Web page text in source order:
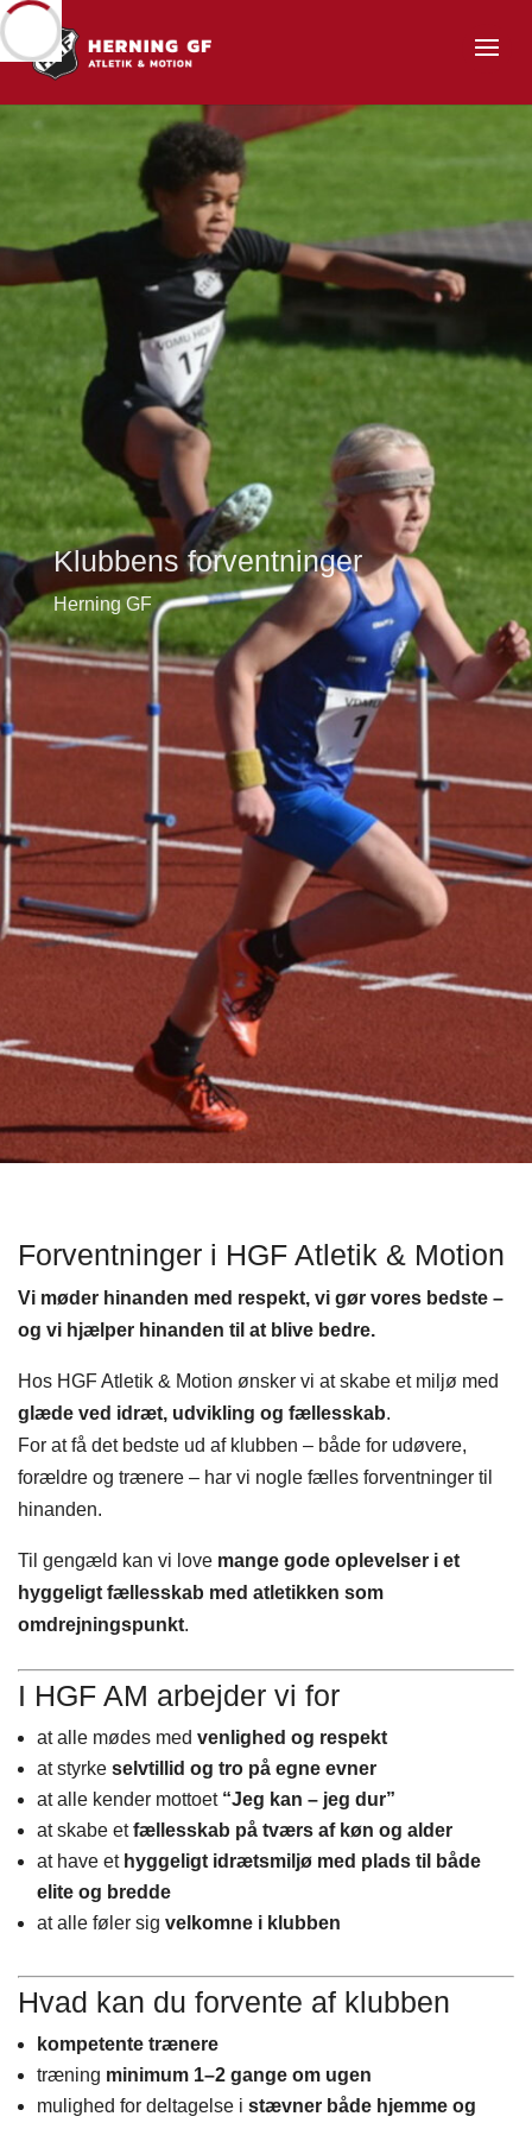
Klubbens forventninger
Herning GF
Forventninger i HGF Atletik & Motion
Vi møder hinanden med respekt, vi gør vores bedste –
og vi hjælper hinanden til at blive bedre.
Hos HGF Atletik & Motion ønsker vi at skabe et miljø med
glæde ved idræt, udvikling og fællesskab.
For at få det bedste ud af klubben – både for udøvere,
forældre og trænere – har vi nogle fælles forventninger til
hinanden.
Til gengæld kan vi love mange gode oplevelser i et
hyggeligt fællesskab med atletikken som
omdrejningspunkt.
I HGF AM arbejder vi for
at alle mødes med venlighed og respekt
at styrke selvtillid og tro på egne evner
at alle kender mottoet “Jeg kan – jeg dur”
at skabe etfællesskab på tværs af køn og alder
at have et hyggeligt idrætsmiljø med plads til både
elite og bredde
at alle føler sig velkomne i klubben
Hvad kan du forvente af klubben
kompetente trænere
træning minimum 1–2 gange om ugen
mulighed for deltagelse i stævner både hjemme og